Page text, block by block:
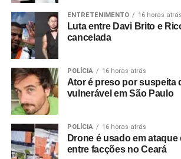
ENTRETENIMENTO 16 horas atrás
Luta entre Davi Brito e
cancelada
POLÍCIA 16 horas atrás
Ator é preso por suspeita
vulnerável em São Paulo
POLÍCIA 16 horas atrás
Drone é usado em
entre facções no Ceará